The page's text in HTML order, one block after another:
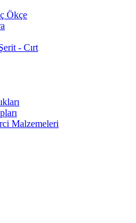
Ökçe
- Cırt
Malzemeleri